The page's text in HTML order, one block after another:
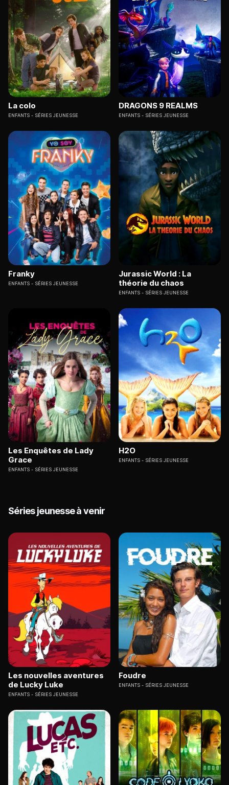
La colo
ENFANTS SÉRIES JEUNESSE
DRAGONS 9 REALMS
ENFANTS SÉRIES JEUNESSE
Franky
ENFANTS SÉRIES JEUNESSE
Jurassic World : La
théorie du chaos
ENFANTS SÉRIES JEUNESSE
Les Enquêtes de Lady
Grace
ENFANTS SÉRIES JEUNESSE
H2O
ENFANTS SÉRIES JEUNESSE
Séries jeunesse à venir
Les nouvelles aventures
de Lucky Luke
ENFANTS SÉRIES JEUNESSE
Foudre
ENFANTS SÉRIES JEUNESSE